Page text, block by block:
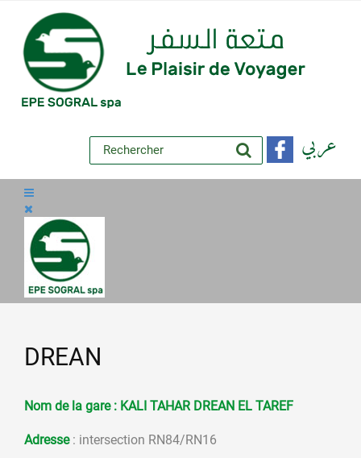
عربي
DREAN
Nom de la gare : KALI TAHAR DREAN EL TAREF
Adresse : intersection RN84/RN16